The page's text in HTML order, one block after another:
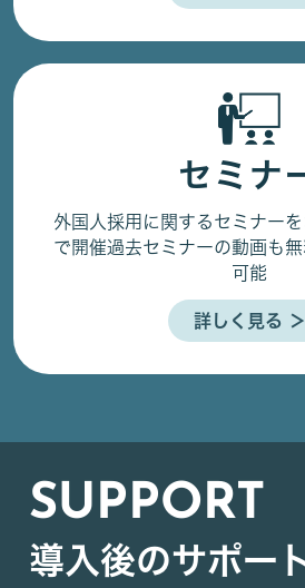
セミナ
外国人採用に関するセミナー
で開催過去セミナーの動画も
可能
詳しく見る ＞
SUPPORT
導入後のサポー